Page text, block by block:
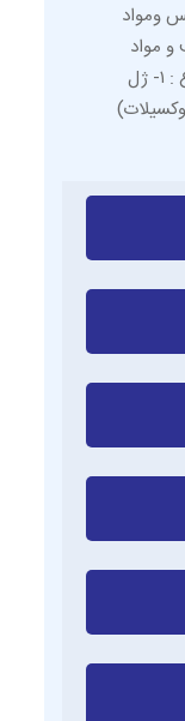
ومواد
و مواد
ضدآب تولید گردیده است. این ماده بردو نوع : ۱- ژل